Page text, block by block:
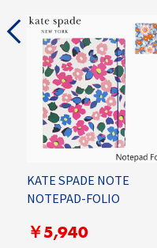
KATE SPADE NOTE
NOTEPAD-FOLIO
￥5,940